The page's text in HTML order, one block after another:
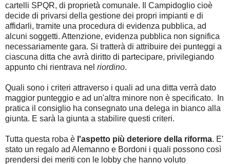
cartelli SPQR, di proprietà comunale. Il Campidoglio cioè
decide di privarsi della gestione dei propri impianti e di
affidarli, tramite una procedura di evidenza pubblica, ad
alcuni soggetti. Attenzione, evidenza pubblica non significa
necessariamente gara. Si tratterà di attribuire dei punteggi a
ciascuna ditta che avrà diritto di partecipare, privilegiando
appunto chi rientrava nel riordino.
Quali sono i criteri attraverso i quali ad una ditta verrà dato
maggior punteggio e ad un'altra minore non è specificato. In
pratica il consiglio ha consegnato una delega in bianco alla
giunta. E sarà la giunta a stabilire questi criteri.
Tutta questa roba è l'aspetto più deteriore della riforma. E'
stato un regalo ad Alemanno e Bordoni i quali possono così
prendersi dei meriti con le lobby che hanno voluto